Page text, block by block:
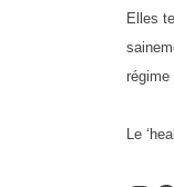
Elles
régime
Le